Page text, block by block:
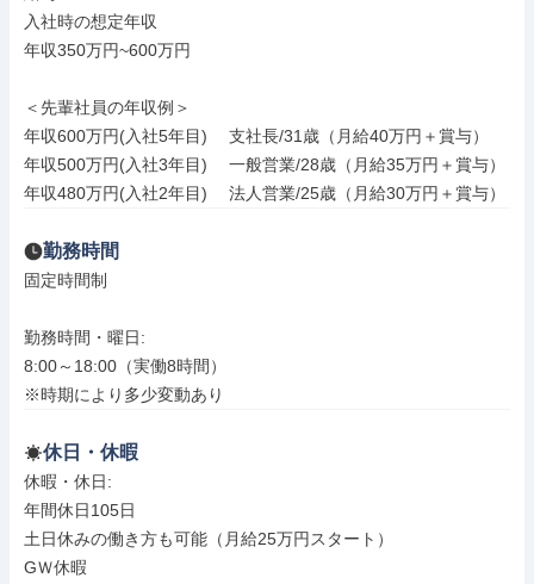
入社時の想定年収
年収350万円~600万円
＜先輩社員の年収例＞
年収600万円(入社5年目) 　支社長/31歳（月給40万円＋賞与）
年収500万円(入社3年目) 　一般営業/28歳（月給35万円＋賞与）
年収480万円(入社2年目) 　法人営業/25歳（月給30万円＋賞与）
勤務時間
固定時間制
勤務時間・曜日:
8:00～18:00（実働8時間）
※時期により多少変動あり
休日・休暇
休暇・休日:
年間休日105日
土日休みの働き方も可能（月給25万円スタート）
GＷ休暇